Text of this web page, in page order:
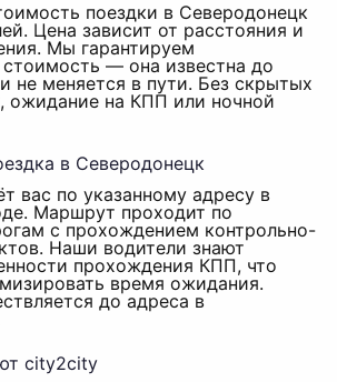
поездки в Северодонецк
Цена зависит от расстояния и
Мы гарантируем
— она известна до
не меняется в пути. Без скрытых
ожидание на КПП или ночной
в Северодонецк
вас по указанному адресу в
Маршрут проходит по
с прохождением контрольно-
Наши водители знают
прохождения КПП, что
время ожидания.
до адреса в
city2city